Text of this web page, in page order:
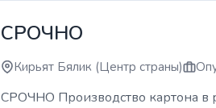
СРОЧНО
Кирьят Бялик (Центр страны)
СРОЧНО Производство картона в